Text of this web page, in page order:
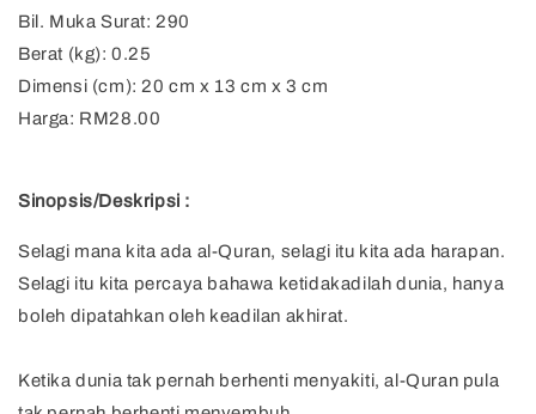
Bil. Muka Surat: 290
Berat (kg): 0.25
Dimensi (cm): 20 cm x 13 cm x 3 cm
Harga: RM28.00
Sinopsis/Deskripsi :
Selagi mana kita ada al-Quran, selagi itu kita ada harapan.
Selagi itu kita percaya bahawa ketidakadilah dunia, hanya
boleh dipatahkan oleh keadilan akhirat.
Ketika dunia tak pernah berhenti menyakiti, al-Quran pula